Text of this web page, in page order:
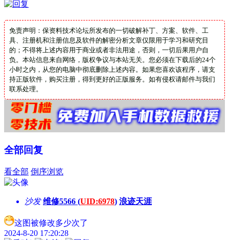
免责声明：保资料技术论坛所发布的一切破解补丁、方案、软件、工
具、注册机和注册信息及软件的解密分析文章仅限用于学习和研究目
的；不得将上述内容用于商业或者非法用途，否则，一切后果用户自
负。本站信息来自网络，版权争议与本站无关。您必须在下载后的24个
小时之内，从您的电脑中彻底删除上述内容。如果您喜欢该程序，请支
持正版软件，购买注册，得到更好的正版服务。如有侵权请邮件与我们
联系处理。
全部回复
看全部 倒序浏览
沙发 维修5566 (UID:6978) 浪迹天涯
这图被修改多少次了
2024-8-20 17:20:28